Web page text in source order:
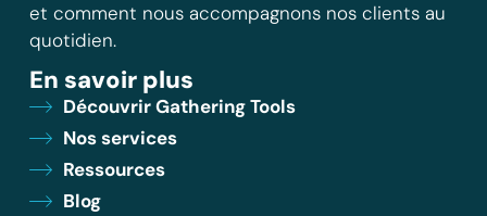
et comment nous accompagnons nos clients au
quotidien.
En savoir plus
Découvrir Gathering Tools
Nos services
Ressources
Blog